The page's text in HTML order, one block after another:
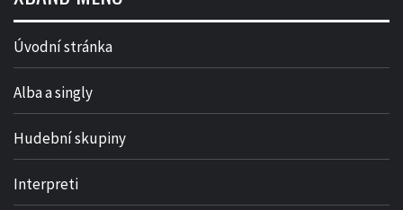
Úvodní stránka
Alba a singly
Hudební skupiny
Interpreti